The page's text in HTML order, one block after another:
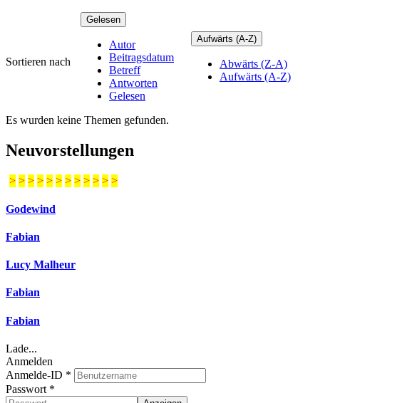
Sortieren nach
Gelesen
Autor
Beitragsdatum
Betreff
Antworten
Gelesen
Aufwärts (A-Z)
Abwärts (Z-A)
Aufwärts (A-Z)
Es wurden keine Themen gefunden.
Neuvorstellungen
> > > > > > > > > > > >
Godewind
Fabian
Lucy Malheur
Fabian
Fabian
Lade...
Anmelden
Anmelde-ID *
Passwort *